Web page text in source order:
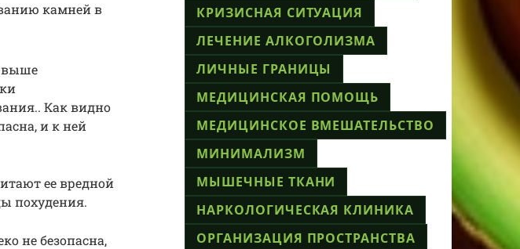
камней в
выше
Как видно
и к ней
ее вредной
похудения.
не безопасна,
КРИЗИСНАЯ СИТУАЦИЯ
ЛЕЧЕНИЕ АЛКОГОЛИЗМА
ЛИЧНЫЕ ГРАНИЦЫ
МЕДИЦИНСКАЯ ПОМОЩЬ
МЕДИЦИНСКОЕ ВМЕШАТЕЛЬСТВО
МИНИМАЛИЗМ
МЫШЕЧНЫЕ ТКАНИ
НАРКОЛОГИЧЕСКАЯ КЛИНИКА
ОРГАНИЗАЦИЯ ПРОСТРАНСТВА